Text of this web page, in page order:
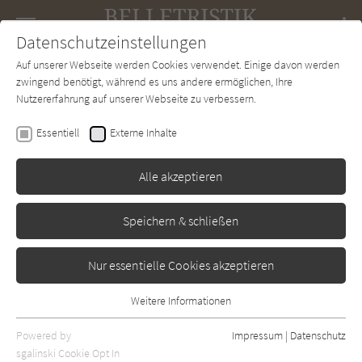
SUCHE Forum Charts Newsletter
Olivia Laing
Buch der Träume
Erscheint vsl.: September 2026
Datenschutzeinstellungen
Auf unserer Webseite werden Cookies verwendet. Einige davon werden
zwingend benötigt, während es uns andere ermöglichen, Ihre
Nutzererfahrung auf unserer Webseite zu verbessern.
Essentiell Externe Inhalte
Alle akzeptieren
Speichern & schließen
Nur essentielle Cookies akzeptieren
Essentielle Cookies werden für grundlegende Funktionen der
Webseite benötigt. Dadurch ist gewährleistet, dass die Webseite
Weitere Informationen
Powered by
sgalinski Cookie Opt In
Impressum | Datenschutz